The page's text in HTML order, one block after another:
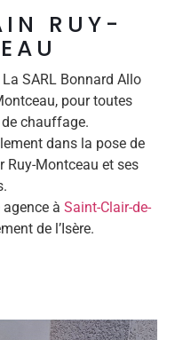
RUY-
SARL Bonnard Allo
pour toutes
chauffage.
dans la pose de
Ruy-Montceau et ses
à Saint-Clair-de-
de l’Isère.